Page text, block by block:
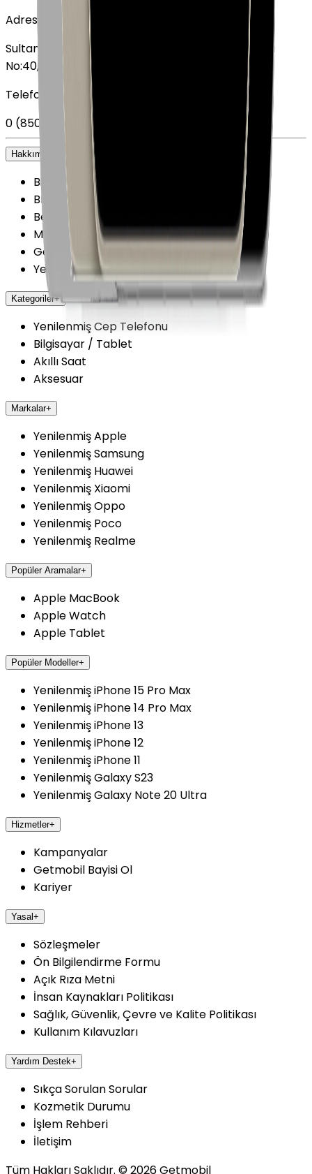
Adres
Sultan Selim Mahallesi, Lalegül Sokağı No:5, İç Kapı
No:40, 34415 Kağıthane/İstanbul
Telefon
0 (850) 303 79 79
Hakkımızda
Biz kimiz?
Blog
Belgelerimiz
Mağazalarımız
Getmobil Güvenilir Mi?
Yenilenmiş Cihazlarda Güvence
Kategoriler+
Yenilenmiş Cep Telefonu
Bilgisayar / Tablet
Akıllı Saat
Aksesuar
Markalar+
Yenilenmiş Apple
Yenilenmiş Samsung
Yenilenmiş Huawei
Yenilenmiş Xiaomi
Yenilenmiş Oppo
Yenilenmiş Poco
Yenilenmiş Realme
Popüler Aramalar+
Apple MacBook
Apple Watch
Apple Tablet
Popüler Modeller+
Yenilenmiş iPhone 15 Pro Max
Yenilenmiş iPhone 14 Pro Max
Yenilenmiş iPhone 13
Yenilenmiş iPhone 12
Yenilenmiş iPhone 11
Yenilenmiş Galaxy S23
Yenilenmiş Galaxy Note 20 Ultra
Hizmetler+
Kampanyalar
Getmobil Bayisi Ol
Kariyer
Yasal+
Sözleşmeler
Ön Bilgilendirme Formu
Açık Rıza Metni
İnsan Kaynakları Politikası
Sağlık, Güvenlik, Çevre ve Kalite Politikası
Kullanım Kılavuzları
Yardım Destek+
Sıkça Sorulan Sorular
Kozmetik Durumu
İşlem Rehberi
İletişim
Tüm Hakları Saklıdır. ©2026Getmobil